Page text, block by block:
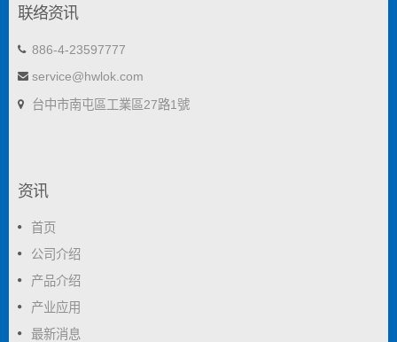
联络资讯
886-4-23597777
service@hwlok.com
台中市南屯區工業區27路1號
资讯
首页
公司介绍
产品介绍
产业应用
最新消息